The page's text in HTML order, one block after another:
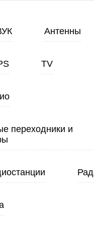
Антенны
TV
переходники и